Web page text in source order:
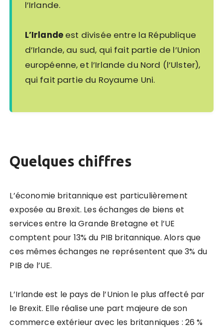
l’Irlande.
L’Irlande est divisée entre la République
d’Irlande, au sud, qui fait partie de l’Union
européenne, et l’Irlande du Nord (l’Ulster),
qui fait partie du Royaume Uni.
Quelques chiffres
L’économie britannique est particulièrement
exposée au Brexit. Les échanges de biens et
services entre la Grande Bretagne et l’UE
comptent pour 13% du PIB britannique. Alors que
ces mêmes échanges ne représentent que 3% du
PIB de l’UE.
L’Irlande est le pays de l’Union le plus affecté par
le Brexit. Elle réalise une part majeure de son
commerce extérieur avec les britanniques : 26 %